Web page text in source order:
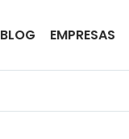
BLOG EMPRESAS